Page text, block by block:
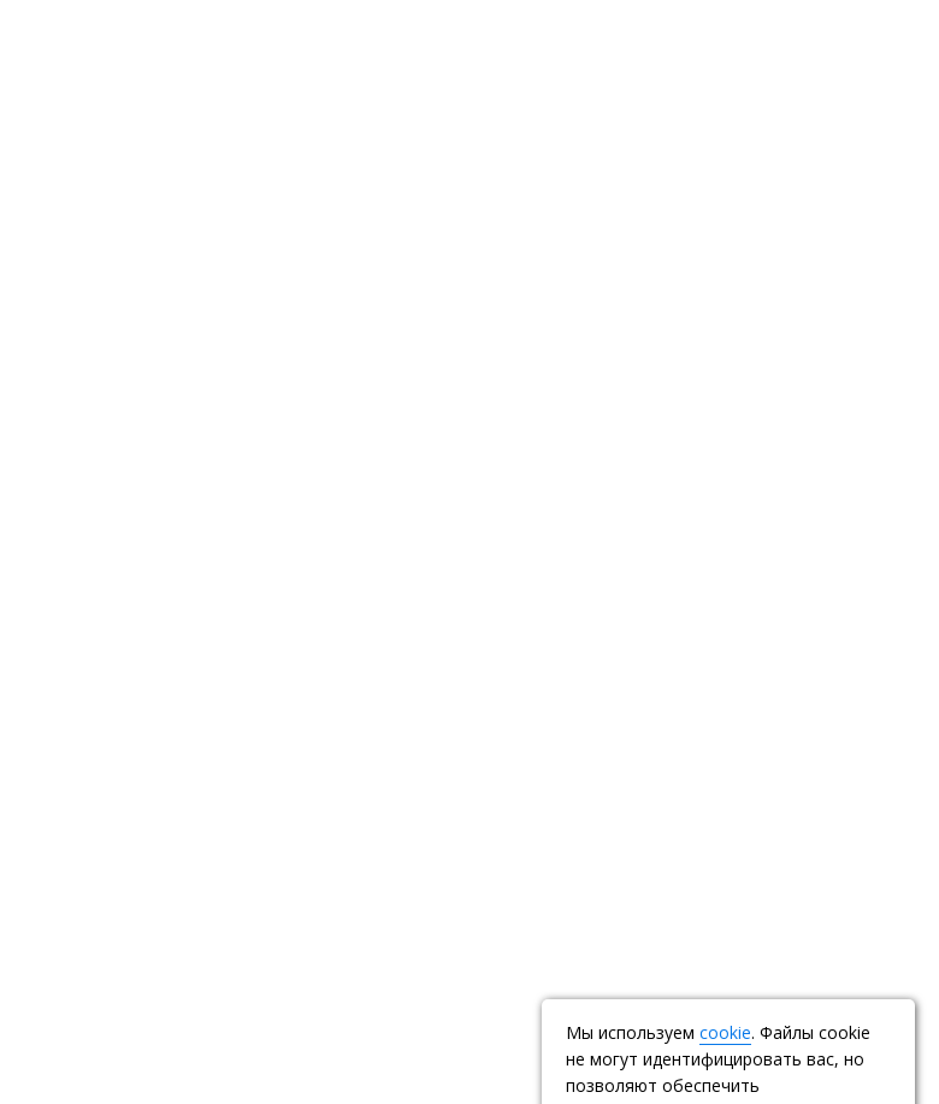
Мы используем cookie. Файлы cookie
не могут идентифицировать вас, но
позволяют обеспечить